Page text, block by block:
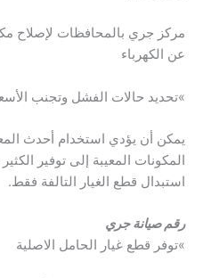
مركز جري بالمحافظات لإصلاح
عن الكهرباء
»تحديد حالات الفشل وتجنب
يمكن أن يؤدي استخدام أحدث
المكونات المعيبة إلى توفير
استبدال قطع الغيار التالفة فقط.
رقم صيانة جري
»توفر قطع غيار الحامل الاصلية